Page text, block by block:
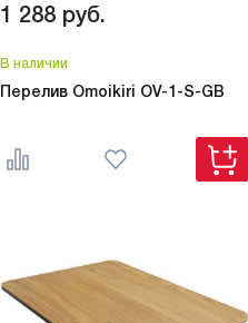
1 288 руб.
В наличии
Перелив Omoikiri OV-1-S-GB